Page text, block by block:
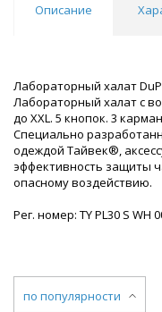
Описание
Лабораторный халат
Лабораторный халат с
до XXL. 5 кнопок. 3
Специально
одеждой Тайвек®,
эффективность защиты
опасному воздействию.
Рег. номер: TY PL30 S WH
по популярности